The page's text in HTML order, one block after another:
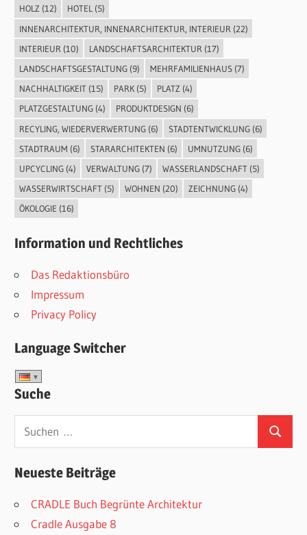
HOLZ(12) HOTEL(5)
INNENARCHITEKTUR, INNENARCHITEKTUR, INTERIEUR (22)
INTERIEUR (10) LANDSCHAFTSARCHITEKTUR (17)
LANDSCHAFTSGESTALTUNG(9) MEHRFAMILIENHAUS(7)
NACHHALTIGKEIT(15) PARK(5) PLATZ(4)
PLATZGESTALTUNG(4) PRODUKTDESIGN (6)
RECYLING, WIEDERVERWERTUNG(6) STADTENTWICKLUNG(6)
STADTRAUM (6) STARARCHITEKTEN (6) UMNUTZUNG(6)
UPCYCLING(4) VERWALTUNG(7) WASSERLANDSCHAFT(5)
WASSERWIRTSCHAFT(5) WOHNEN (20) ZEICHNUNG(4)
ÖKOLOGIE (16)
Information und Rechtliches
Das Redaktionsbüro
Impressum
Privacy Policy
Language Switcher
Suche
Suchen
nach:
Suchen
Neueste Beiträge
CRADLE Buch Begrünte Architektur
Cradle Ausgabe 8